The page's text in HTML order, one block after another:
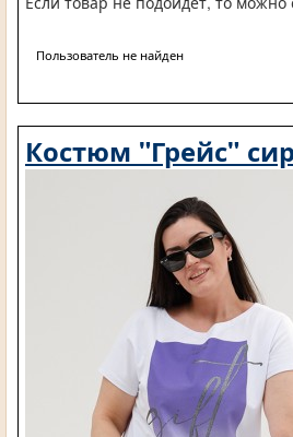
Пользователь не найден
Костюм "Грейс"